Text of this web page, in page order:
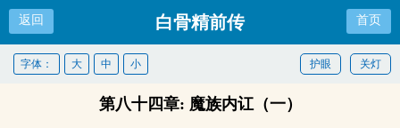
返回 白骨精前传 首页
关灯
护眼
字体： 大 中 小
第八十四章: 魔族内讧（一）